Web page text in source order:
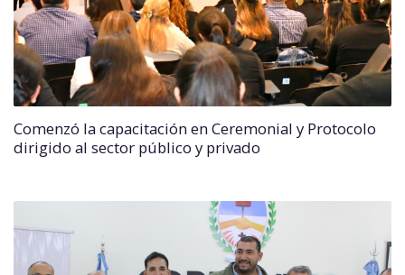
Comenzó la capacitación en Ceremonial y Protocolo
dirigido al sector público y privado